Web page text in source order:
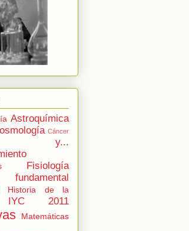
Astroquímica
Cáncer
y...
Fisiología
Historia de la
IYC 2011
Matemáticas